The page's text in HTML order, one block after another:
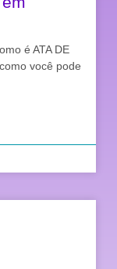
é ATA DE
você pode